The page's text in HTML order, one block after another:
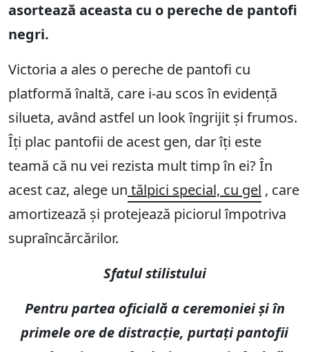
asortează aceasta cu o pereche de pantofi
negri.
Victoria a ales o pereche de pantofi cu
platformă înaltă, care i-au scos în evidență
silueta, având astfel un look îngrijit și frumos.
Îți plac pantofii de acest gen, dar îți este
teamă că nu vei rezista mult timp în ei? În
acest caz, alege un tălpici special, cu gel , care
amortizează și protejează piciorul împotriva
supraîncărcărilor.
Sfatul stilistului
Pentru partea oficială a ceremoniei și în
primele ore de distracție, purtați pantofii